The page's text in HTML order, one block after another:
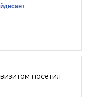
посетил